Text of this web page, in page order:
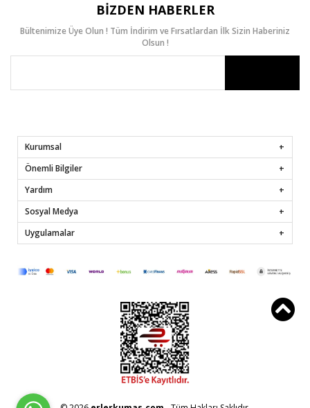
BIZDEN HABERLER
Bültenimize Üye Olun ! Tüm İndirim ve Fırsatlardan İlk Sizin Haberiniz
Olsun !
Kurumsal
Önemli Bilgiler
Yardım
Sosyal Medya
Uygulamalar